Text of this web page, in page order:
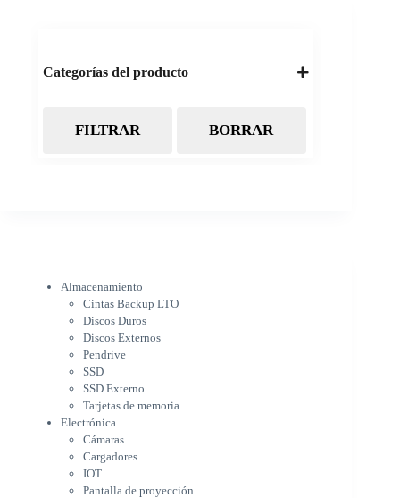
Categorías del producto
Almacenamiento
Cámaras
Cargadores
IOT
Pantalla de proyección
Pantallas
Parlantes
Proyectores
Relojes Inteligentes
Televisores
Gaming
Escritorios & Sillas
Hogar
FILTRAR BORRAR
Almacenamiento
Cintas Backup LTO
Discos Duros
Discos Externos
Pendrive
SSD
SSD Externo
Tarjetas de memoria
Electrónica
Cámaras
Cargadores
IOT
Pantalla de proyección